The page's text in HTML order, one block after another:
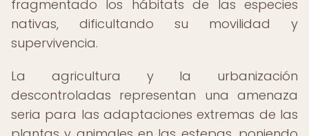
fragmentado los hábitats de las especies
nativas, dificultando su movilidad y
supervivencia.
La agricultura y la urbanización
descontroladas representan una amenaza
seria para las adaptaciones extremas de las